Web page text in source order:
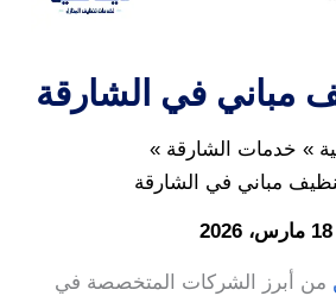
مباني في الشارقة
خدمات الشارقة
مباني في الشارقة
18 مارس، 2026
من أبرز الشركات المتخصصة في